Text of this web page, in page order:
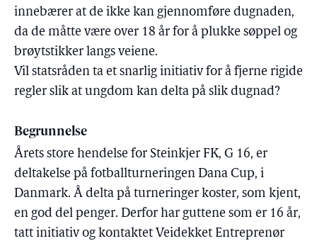
innebærer at de ikke kan gjennomføre dugnaden,
da de måtte være over 18 år for å plukke søppel og
brøytstikker langs veiene.
Vil statsråden ta et snarlig initiativ for å fjerne rigide
regler slik at ungdom kan delta på slik dugnad?
Begrunnelse
Årets store hendelse for Steinkjer FK, G 16, er
deltakelse på fotballturneringen Dana Cup, i
Danmark. Å delta på turneringer koster, som kjent,
en god del penger. Derfor har guttene som er 16 år,
tatt initiativ og kontaktet Veidekket Entreprenør